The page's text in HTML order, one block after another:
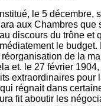
le 5 décembre,
aux Chambres que
discours du trône et
le budget.
de la
et. le 27 février
extraordinaires pour
régnait dans
fit aboutir les